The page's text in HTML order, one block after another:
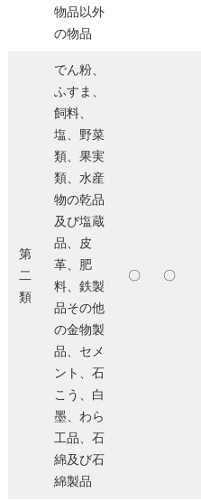
物品以外
の物品
第
二
類
でん粉、
ふすま、
飼料、
塩、野菜
類、果実
類、水産
物の乾品
及び塩蔵
品、皮
革、肥
料、鉄製
品その他
の金物製
品、セメ
ント、石
こう、白
墨、わら
工品、石
綿及び石
綿製品
〇 〇